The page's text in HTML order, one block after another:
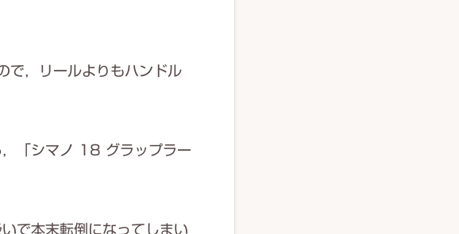
で，リールよりもハンドル
，「シマノ 18 グラップラー
で本末転倒になってしまい